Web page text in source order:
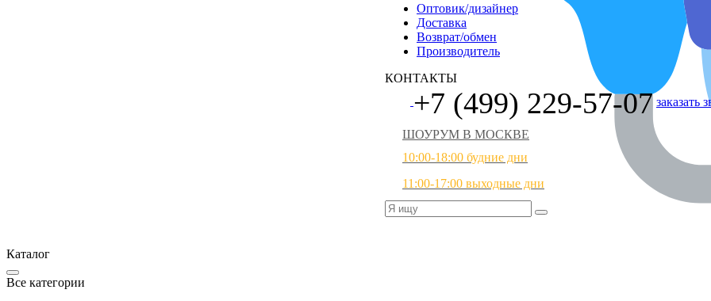
Оптовик/дизайнер
Доставка
Возврат/обмен
Производитель
КОНТАКТЫ
+7 (499) 229-57-07 заказать
ШОУРУМ В МОСКВЕ
10:00-18:00 будние дни
11:00-17:00 выходные дни
Каталог
Все категории